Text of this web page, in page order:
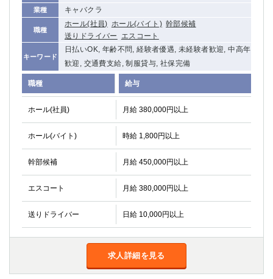
業種 キャバクラ
職種
ホール(社員) ホール(バイト) 幹部候補
送りドライバー
エスコート
キーワード
日払いOK, 年齢不問, 経験者優遇, 未経験者歓迎, 中高年
歓迎, 交通費支給, 制服貸与, 社保完備
職種 給与
ホール(社員) 月給 380,000円以上
ホール(バイト) 時給 1,800円以上
幹部候補 月給 450,000円以上
エスコート 月給 380,000円以上
送りドライバー 日給 10,000円以上
求人詳細を見る
府中
ひばりヶ丘（北口）
学芸大学
吉祥寺（南口／公園口） 小作・羽村・福生エリア
自由が丘
吉祥寺（北口／東口）
四谷
錦糸町南口
下北沢・経堂
金町（北口）
成増駅徒歩3分の好立地！①JR埼京線「赤羽駅」から徒歩2分 ②東
三軒茶屋（南口）
①歌舞伎町 ②新宿 ③新宿三丁目 ④西
蒲田(西口)
清瀬（南口）
①東武練馬 ②成増・板橋 ③大山 ②池袋
池袋東口
金町
大井町
竹ノ塚
三鷹
亀戸
水道橋
浅草
幡ヶ谷